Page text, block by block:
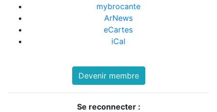
mybrocante
ArNews
eCartes
iCal
Devenir membre
Se reconnecter :